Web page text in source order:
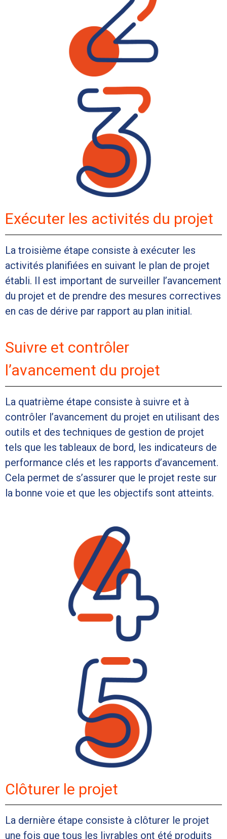
Exécuter les activités du projet
La troisième étape consiste à exécuter les
activités planifiées en suivant le plan de projet
établi. Il est important de surveiller l’avancement
du projet et de prendre des mesures correctives
en cas de dérive par rapport au plan initial.
Suivre et contrôler
l’avancement du projet
La quatrième étape consiste à suivre et à
contrôler l’avancement du projet en utilisant des
outils et des techniques de gestion de projet
tels que les tableaux de bord, les indicateurs de
performance clés et les rapports d’avancement.
Cela permet de s’assurer que le projet reste sur
la bonne voie et que les objectifs sont atteints.
Clôturer le projet
La dernière étape consiste à clôturer le projet
une fois que tous les livrables ont été produits